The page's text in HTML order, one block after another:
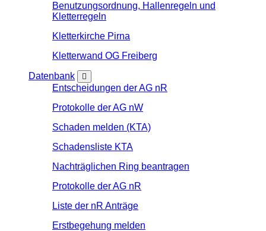
Benutzungsordnung, Hallenregeln und
Kletterregeln
Kletterkirche Pirna
Kletterwand OG Freiberg
Datenbank
Entscheidungen der AG nR
Protokolle der AG nW
Schaden melden (KTA)
Schadensliste KTA
Nachträglichen Ring beantragen
Protokolle der AG nR
Liste der nR Anträge
Erstbegehung melden